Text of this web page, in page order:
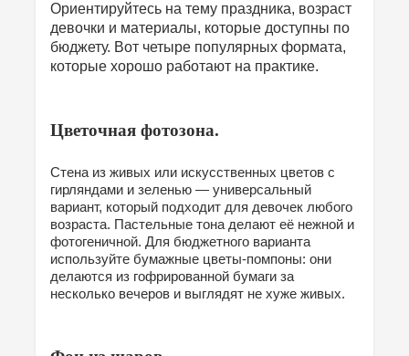
Ориентируйтесь на тему праздника, возраст
девочки и материалы, которые доступны по
бюджету. Вот четыре популярных формата,
которые хорошо работают на практике.
Цветочная фотозона.
Стена из живых или искусственных цветов с
гирляндами и зеленью — универсальный
вариант, который подходит для девочек любого
возраста. Пастельные тона делают её нежной и
фотогеничной. Для бюджетного варианта
используйте бумажные цветы-помпоны: они
делаются из гофрированной бумаги за
несколько вечеров и выглядят не хуже живых.